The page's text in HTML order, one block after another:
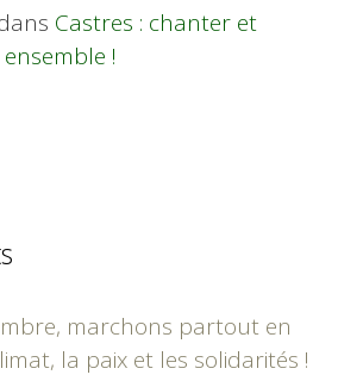
Castres : chanter et
!
marchons partout en
la paix et les solidarités !